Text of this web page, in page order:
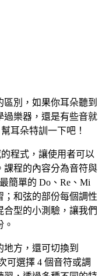
別，如果你耳朵聽到
過樂器，還是有些音就
耳朵特訓一下吧！
的程式，讓使用者可以
課程的內容分為音符與
簡單的 Do、Re、Mi
；和弦的部份每個調性
型的小測驗，讓我們
方，還可切換到
可選擇 4 個音符或調